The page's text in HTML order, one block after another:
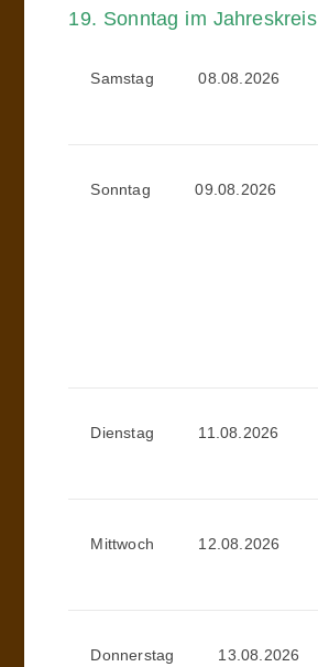
19. Sonntag im Jahreskreis
Samstag 08.08.2026
Sonntag 09.08.2026
Dienstag 11.08.2026
Mittwoch 12.08.2026
Donnerstag 13.08.2026